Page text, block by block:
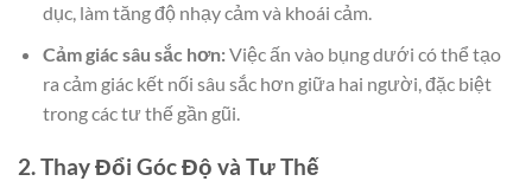
dục, làm tăng độ nhạy cảm và khoái cảm.
Cảm giác sâu sắc hơn:Việc ấn vào bụng dưới có thể tạo
ra cảm giác kết nối sâu sắc hơn giữa hai người, đặc biệt
trong các tư thế gần gũi.
2. Thay Đổi Góc Độ và Tư Thế